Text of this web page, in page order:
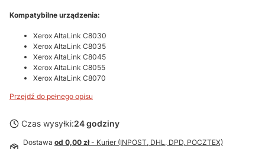
Kompatybilne urządzenia:
Xerox AltaLink C8030
Xerox AltaLink C8035
Xerox AltaLink C8045
Xerox AltaLink C8055
Xerox AltaLink C8070
Przejdź do pełnego opisu
Czas wysyłki:24 godziny
Dostawa od 0,00 zł- Kurier (INPOST, DHL, DPD, POCZTEX)